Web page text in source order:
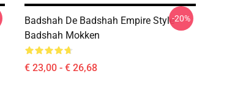
Badshah De Badshah Empire Style
Badshah Mokken
€ 23,00 - € 26,68
-20%